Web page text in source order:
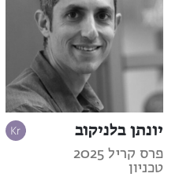
יונתן בלניקוב
פרס קריל 2025
טכניון